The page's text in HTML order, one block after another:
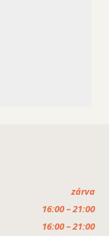
zárva
16:00 – 21:00
16:00 – 21:00